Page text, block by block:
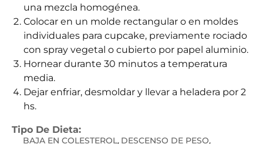
una mezcla homogénea.
Colocar en un molde rectangular o en moldes
individuales para cupcake, previamente rociado
con spray vegetal o cubierto por papel aluminio.
Hornear durante 30 minutos a temperatura
media.
Dejar enfriar, desmoldar y llevar a heladera por 2
hs.
Tipo De Dieta:
BAJA EN COLESTEROL, DESCENSO DE PESO,